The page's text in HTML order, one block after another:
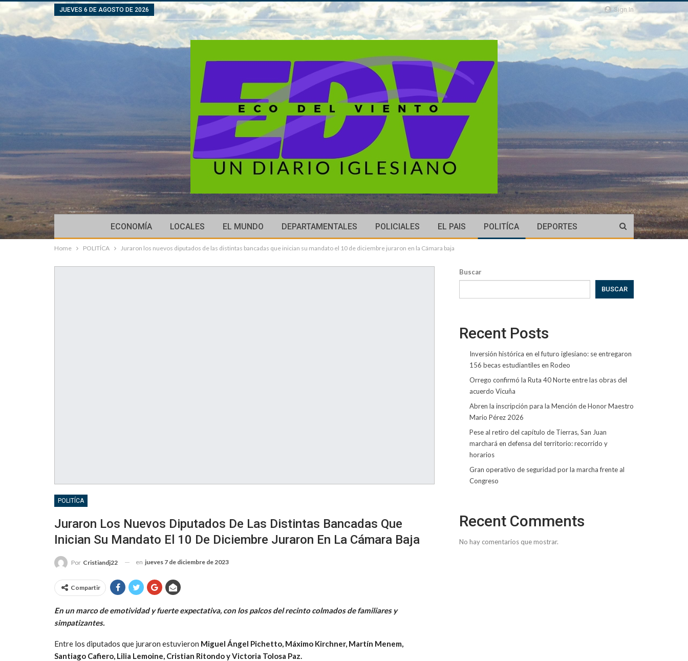
Sign In
JUEVES 6 DE AGOSTO DE 2026
ECONOMÍA LOCALES EL MUNDO DEPARTAMENTALES POLICIALES EL PAIS POLITÍCA DEPORTES
Home POLITÍCA Juraron los nuevos diputados de las distintas bancadas que inician su mandato el 10 de diciembre juraron en la Cámara baja
POLITÍCA
Juraron Los Nuevos Diputados De Las Distintas Bancadas Que
Inician Su Mandato El 10 De Diciembre Juraron En La Cámara Baja
Por Cristiandj22 en jueves 7 de diciembre de 2023
Compartir
En un marco de emotividad y fuerte expectativa, con los palcos del recinto colmados de familiares y
simpatizantes.
Entre los diputados que juraron estuvieron Miguel Ángel Pichetto, Máximo Kirchner, Martín Menem,
Santiago Cafiero, Lilia Lemoine, Cristian Ritondo y Victoria Tolosa Paz.
Buscar
BUSCAR
Recent Posts
Inversión histórica en el futuro iglesiano: se entregaron
156 becas estudiantiles en Rodeo
Orrego confirmó la Ruta 40 Norte entre las obras del
acuerdo Vicuña
Abren la inscripción para la Mención de Honor Maestro
Mario Pérez 2026
Pese al retiro del capítulo de Tierras, San Juan
marchará en defensa del territorio: recorrido y
horarios
Gran operativo de seguridad por la marcha frente al
Congreso
Recent Comments
No hay comentarios que mostrar.